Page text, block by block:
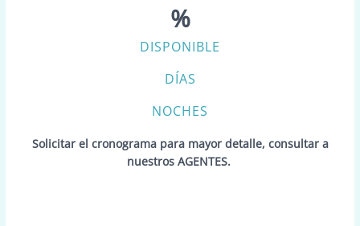
DISPONIBLE
%
DÍAS
NOCHES
Solicitar el cronograma para mayor detalle, consultar a
nuestros AGENTES.